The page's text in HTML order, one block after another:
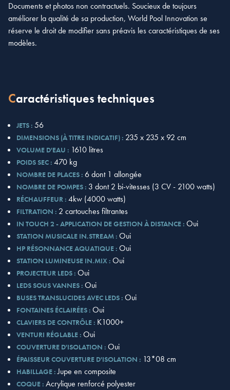
Documents et photos non contractuels. Soucieux de toujours
améliorer la qualité de sa production, World Pool Innovation se
réserve le droit de modifier sans préavis les caractéristiques de ses
modèles.
Caractéristiques techniques
JETS : 56
DIMENSIONS (À TITRE INDICATIF) : 235 x 235 x 92 cm
VOLUME D'EAU : 1610 litres
POIDS SEC : 470 kg
NOMBRE DE PLACES : 6 dont 1 allongée
NOMBRE DE POMPES : 3 dont 2 bi-vitesses (3 CV - 2100 watts)
RÉCHAUFFEUR : 4kw (4000 watts)
FILTRATION : 2 cartouches filtrantes
IN TOUCH 2 - APPLICATION DE GESTION À DISTANCE : Oui
STATION MUSICALE IN.STREAM : Oui
HP RÉSONNANCE AQUATIQUE : Oui
STATION LUMINEUSE IN.MIX : Oui
PROJECTEUR LEDS : Oui
LEDS SOUS VANNES : Oui
BUSES TRANSLUCIDES AVEC LEDS : Oui
FONTAINES ÉCLAIRÉES : Oui
CLAVIERS DE CONTRÔLE : K1000+
VENTURI RÉGLABLE : Oui
COUVERTURE D'ISOLATION : Oui
ÉPAISSEUR COUVERTURE D'ISOLATION : 13*08 cm
HABILLAGE :Jupe en composite
COQUE : Acrylique renforcé polyester